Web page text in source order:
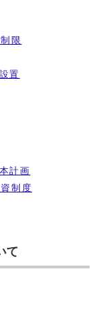
限
置
計画
制度
て